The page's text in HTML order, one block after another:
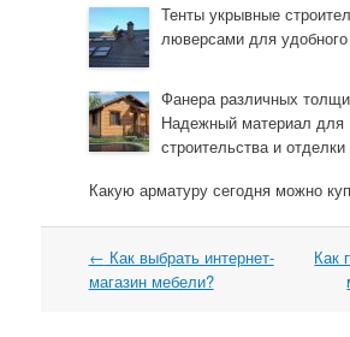
Тенты укрывные
люверсами для
Фанера различных
Надежный материал для
строительства и отделки
Какую арматуру сегодня можно
Навигация
← Как выбрать интернет-
магазин мебели?
Как